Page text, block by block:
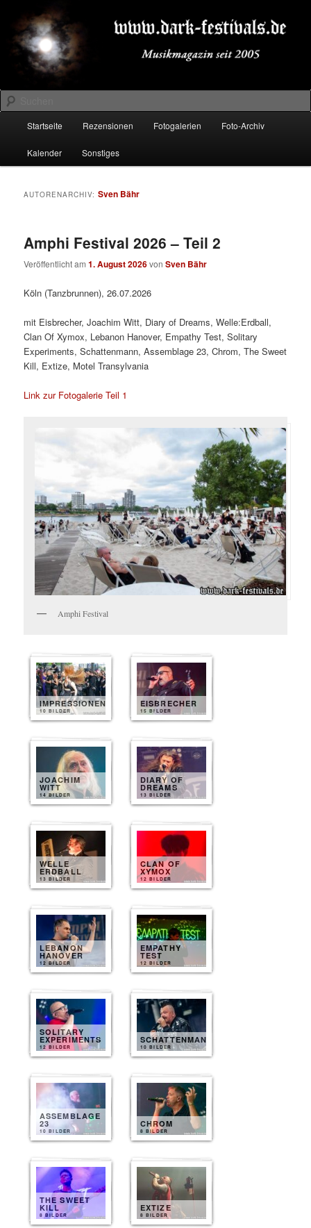
primären
Inhalt
springen
sekundären
Inhalt
springenDARK-FESTIVALS.DE
Suchen
Startseite Rezensionen Fotogalerien Foto-Archiv
Kalender Sonstiges
AUTORENARCHIV:Sven Bähr
Amphi Festival 2026 – Teil 2
Veröffentlicht am1. August 2026vonSven Bähr
Köln (Tanzbrunnen), 26.07.2026
mit Eisbrecher, Joachim Witt, Diary of Dreams, Welle:Erdball,
Clan Of Xymox, Lebanon Hanover, Empathy Test, Solitary
Experiments, Schattenmann, Assemblage 23, Chrom, The Sweet
Kill, Extize, Motel Transylvania
Link zur Fotogalerie Teil 1
Amphi Festival
IMPRESSIONEN
10 BILDER
EISBRECHER
15 BILDER
JOACHIM
WITT
14 BILDER
DIARY OF
DREAMS
13 BILDER
WELLE
ERDBALL
13 BILDER
CLAN OF
XYMOX
12 BILDER
LEBANON
HANOVER
12 BILDER
EMPATHY
TEST
12 BILDER
SOLITARY
EXPERIMENTS
12 BILDER
SCHATTENMANN
10 BILDER
ASSEMBLAGE
23
10 BILDER
CHROM
8 BILDER
THE SWEET
KILL
8 BILDER
EXTIZE
8 BILDER